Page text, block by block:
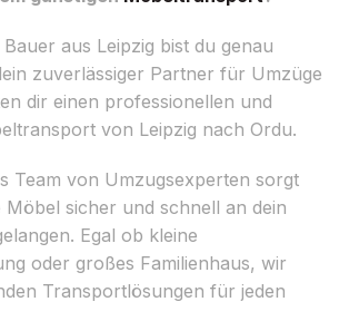
aus Leipzig bist du genau
zuverlässiger Partner für Umzüge
dir einen professionellen und
von Leipzig nach Ordu.
Team von Umzugsexperten sorgt
Möbel sicher und schnell an dein
Egal ob kleine
oder großes Familienhaus, wir
Transportlösungen für jeden